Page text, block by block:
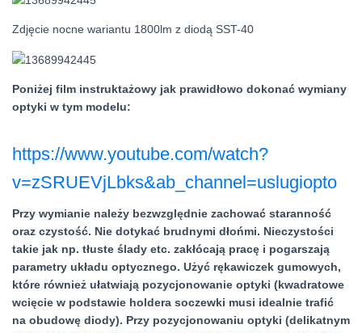
Zdjęcie nocne wariantu 1800lm z diodą SST-40
Poniżej film instruktażowy jak prawidłowo dokonać wymiany
optyki w tym modelu:
https://www.youtube.com/watch?
v=zSRUEVjLbks&ab_channel=uslugiopto
Przy wymianie należy bezwzględnie zachować staranność
oraz czystość. Nie dotykać brudnymi dłońmi. Nieczystości
takie jak np. tłuste ślady etc. zakłócają pracę i pogarszają
parametry układu optycznego. Użyć rękawiczek gumowych,
które również ułatwiają pozycjonowanie optyki (kwadratowe
wcięcie w podstawie holdera soczewki musi idealnie trafić
na obudowę diody). Przy pozycjonowaniu optyki (delikatnym